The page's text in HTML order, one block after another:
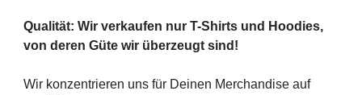
Qualität: Wir verkaufen nur T-Shirts und Hoodies,
von deren Güte wir überzeugt sind!
Wir konzentrieren uns für Deinen Merchandise auf